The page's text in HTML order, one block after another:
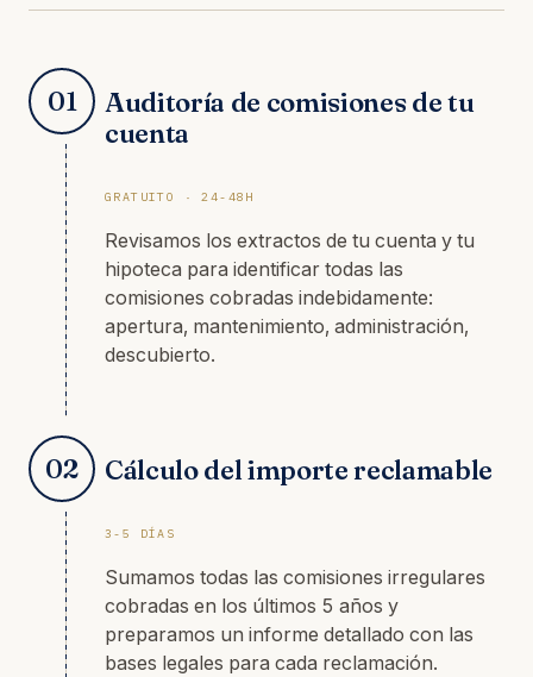
01
Auditoría de comisiones de tu
cuenta
GRATUITO · 24-48H
Revisamos los extractos de tu cuenta y tu
hipoteca para identificar todas las
comisiones cobradas indebidamente:
apertura, mantenimiento, administración,
descubierto.
02 Cálculo del importe reclamable
3-5 DÍAS
Sumamos todas las comisiones irregulares
cobradas en los últimos 5 años y
preparamos un informe detallado con las
bases legales para cada reclamación.